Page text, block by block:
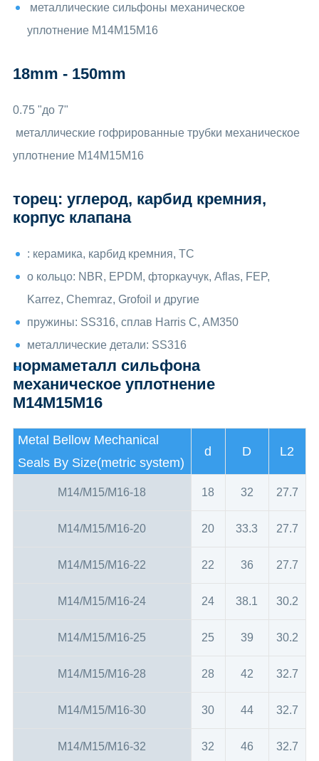
металлические сильфоны механическое
уплотнение M14M15M16
18mm - 150mm
0.75 "до 7"
металлические гофрированные трубки механическое
уплотнение M14M15M16
торец: углерод, карбид кремния,
корпус клапана
: керамика, карбид кремния, TC
о кольцо: NBR, EPDM, фторкаучук, Aflas, FEP,
Karrez, Chemraz, Grofoil и другие
пружины: SS316, сплав Harris C, AM350
металлические детали: SS316
нормаметалл сильфона
механическое уплотнение
M14M15M16
Metal Bellow Mechanical
Seals By Size(metric system)
d D L2
M14/M15/M16-18 18 32 27.7
M14/M15/M16-20 20 33.3 27.7
M14/M15/M16-22 22 36 27.7
M14/M15/M16-24 24 38.1 30.2
M14/M15/M16-25 25 39 30.2
M14/M15/M16-28 28 42 32.7
M14/M15/M16-30 30 44 32.7
M14/M15/M16-32 32 46 32.7